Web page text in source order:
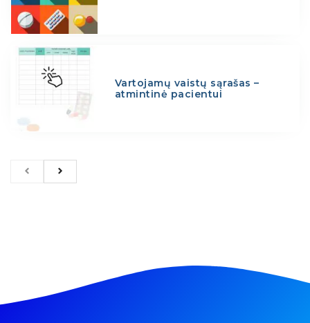
Vartojamų vaistų sąrašas –
atmintinė pacientui